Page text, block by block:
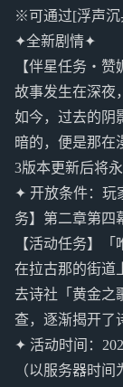
※可通过[浮声沉
✦全新剧情✦
【伴星任务・赞
故事发生在深夜
如今，过去的阴
暗的，便是那在
3版本更新后将
✦ 开放条件：玩
务】第二章第四
【活动任务】「
在拉古那的街道
去诗社「黄金之
查，逐渐揭开了
✦ 活动时间：
（以服务器时